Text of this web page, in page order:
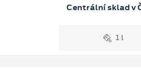
Centrální sklad v
1 l